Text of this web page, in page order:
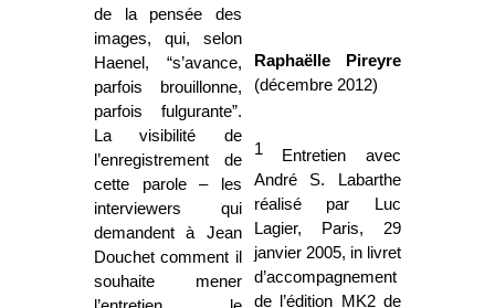
de la pensée des
images, qui, selon
Haenel, “s’avance,
parfois brouillonne,
parfois fulgurante”.
La visibilité de
l’enregistrement de
cette parole – les
interviewers qui
demandent à Jean
Douchet comment il
souhaite mener
Raphaëlle Pireyre
(décembre 2012)
1
Entretien avec
André S. Labarthe
réalisé par Luc
Lagier, Paris, 29
janvier 2005, in livret
d’accompagnement
de l’édition MK2 de